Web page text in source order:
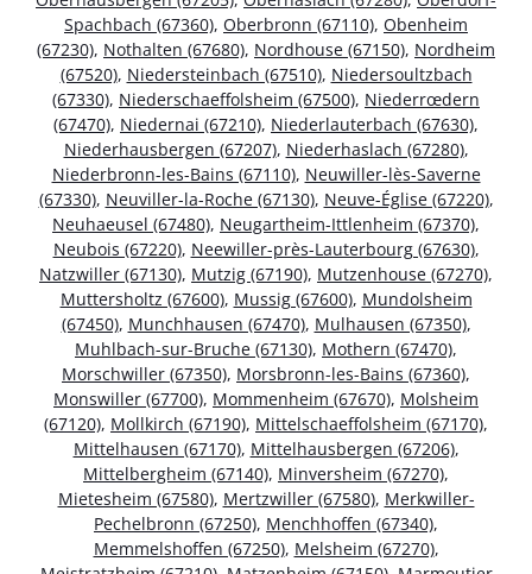
Spachbach (67360), Oberbronn (67110), Obenheim
(67230), Nothalten (67680), Nordhouse (67150), Nordheim
(67520), Niedersteinbach (67510), Niedersoultzbach
(67330), Niederschaeffolsheim (67500), Niederrœdern
(67470), Niedernai (67210), Niederlauterbach (67630),
Niederhausbergen (67207), Niederhaslach (67280),
Niederbronn-les-Bains (67110), Neuwiller-lès-Saverne
(67330), Neuviller-la-Roche (67130), Neuve-Église (67220),
Neuhaeusel (67480), Neugartheim-Ittlenheim (67370),
Neubois (67220), Neewiller-près-Lauterbourg (67630),
Natzwiller (67130), Mutzig (67190), Mutzenhouse (67270),
Muttersholtz (67600), Mussig (67600), Mundolsheim
(67450), Munchhausen (67470), Mulhausen (67350),
Muhlbach-sur-Bruche (67130), Mothern (67470),
Morschwiller (67350), Morsbronn-les-Bains (67360),
Monswiller (67700), Mommenheim (67670), Molsheim
(67120), Mollkirch (67190), Mittelschaeffolsheim (67170),
Mittelhausen (67170), Mittelhausbergen (67206),
Mittelbergheim (67140), Minversheim (67270),
Mietesheim (67580), Mertzwiller (67580), Merkwiller-
Pechelbronn (67250), Menchhoffen (67340),
Memmelshoffen (67250), Melsheim (67270),